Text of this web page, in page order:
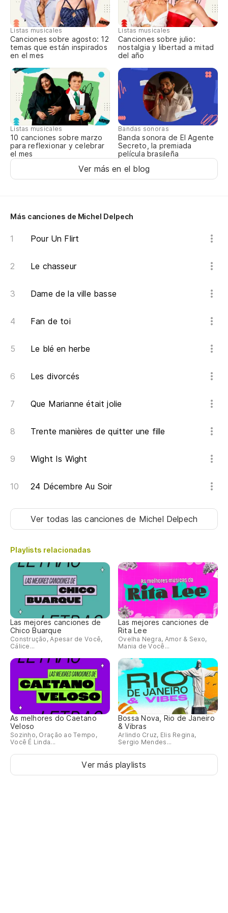
Listas musicales
Canciones sobre agosto: 12
temas que están inspirados
en el mes
Listas musicales
Canciones sobre julio:
nostalgia y libertad a mitad
del año
Listas musicales
10 canciones sobre marzo
para reflexionar y celebrar
el mes
Bandas sonoras
Banda sonora de El Agente
Secreto, la premiada
película brasileña
Ver más en el blog
Más canciones de Michel Delpech
Pour Un Flirt
Le chasseur
Dame de la ville basse
Fan de toi
Le blé en herbe
Les divorcés
Que Marianne était jolie
Trente manières de quitter une fille
Wight Is Wight
24 Décembre Au Soir
Ver todas las cancionesde Michel Delpech
Playlists relacionadas
Las mejores canciones de
Chico Buarque
Construção, Apesar de Você,
Cálice...
Las mejores canciones de
Rita Lee
Ovelha Negra, Amor & Sexo,
Mania de Você...
As melhores do Caetano
Veloso
Sozinho, Oração ao Tempo,
Você É Linda...
Bossa Nova, Rio de Janeiro
& Vibras
Arlindo Cruz, Elis Regina,
Sergio Mendes...
Ver más playlists